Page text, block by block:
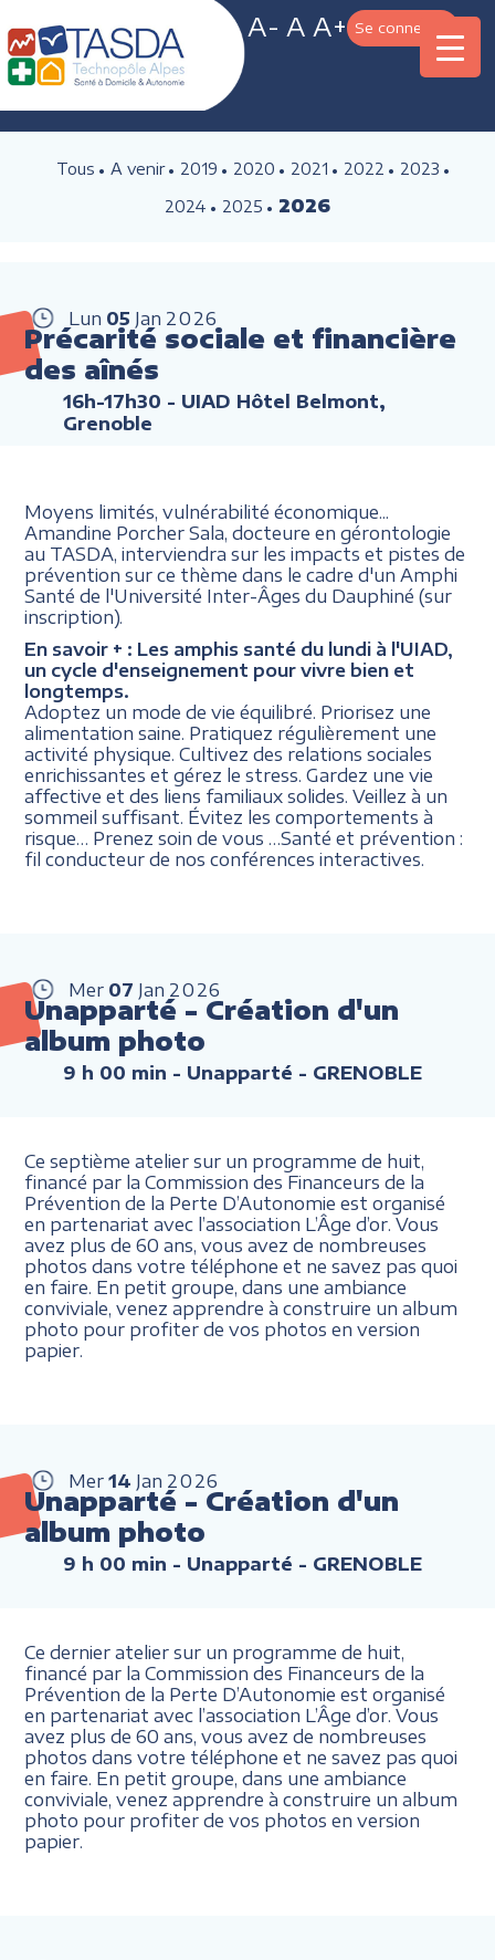
A- A A+ Se connecter
Tous A venir 2019 2020 2021 2022
2023
2024
2025 2026
Lun 05 Jan 2026
Précarité sociale et financière
des aînés
16h-17h30 - UIAD Hôtel Belmont,
Grenoble
Moyens limités, vulnérabilité économique...
Amandine Porcher Sala, docteure en gérontologie
au TASDA, interviendra sur les impacts et pistes de
prévention sur ce thème dans le cadre d'un Amphi
Santé de l'Université Inter-Âges du Dauphiné (sur
inscription).
En savoir + : Les amphis santé du lundi à l'UIAD,
un cycle d'enseignement pour vivre bien et
longtemps.
Adoptez un mode de vie équilibré. Priorisez une
alimentation saine. Pratiquez régulièrement une
activité physique. Cultivez des relations sociales
enrichissantes et gérez le stress. Gardez une vie
affective et des liens familiaux solides. Veillez à un
sommeil suffisant. Évitez les comportements à
risque… Prenez soin de vous …Santé et prévention :
fil conducteur de nos conférences interactives.
Mer 07 Jan 2026
Unapparté - Création d'un
album photo
9 h 00 min - Unapparté - GRENOBLE
Ce septième atelier sur un programme de huit,
financé par la Commission des Financeurs de la
Prévention de la Perte D’Autonomie est organisé
en partenariat avec l’association L’Âge d’or. Vous
avez plus de 60 ans, vous avez de nombreuses
photos dans votre téléphone et ne savez pas quoi
en faire. En petit groupe, dans une ambiance
conviviale, venez apprendre à construire un album
photo pour profiter de vos photos en version
papier.
Mer 14 Jan 2026
Unapparté - Création d'un
album photo
9 h 00 min - Unapparté - GRENOBLE
Ce dernier atelier sur un programme de huit,
financé par la Commission des Financeurs de la
Prévention de la Perte D’Autonomie est organisé
en partenariat avec l’association L’Âge d’or. Vous
avez plus de 60 ans, vous avez de nombreuses
photos dans votre téléphone et ne savez pas quoi
en faire. En petit groupe, dans une ambiance
conviviale, venez apprendre à construire un album
photo pour profiter de vos photos en version
papier.